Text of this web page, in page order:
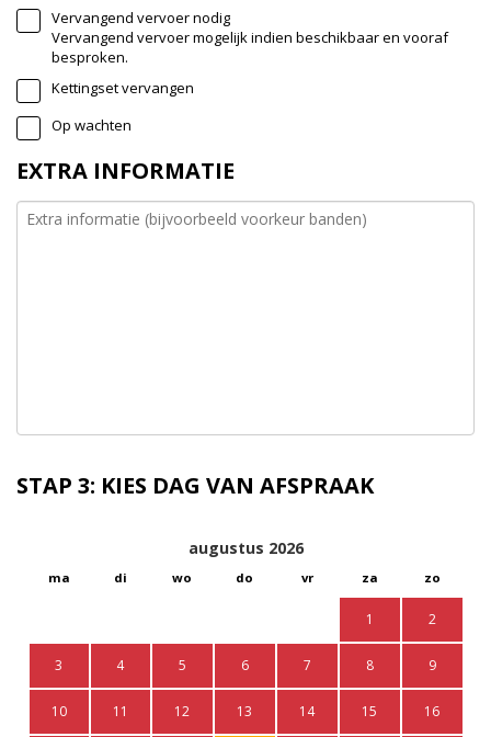
Vervangend vervoer nodig
Vervangend vervoer mogelijk indien beschikbaar en vooraf
besproken.
Kettingset vervangen
Op wachten
EXTRA INFORMATIE
STAP 3: KIES DAG VAN AFSPRAAK
augustus 2026
ma di wo do vr za zo
1 2
3 4 5 6 7 8 9
10 11 12 13 14 15 16